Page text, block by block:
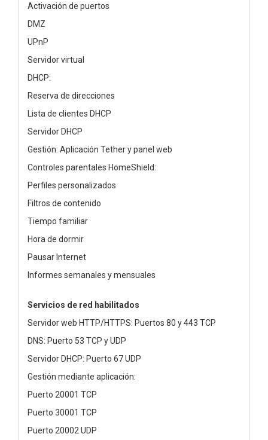
Activación de puertos
DMZ
UPnP
Servidor virtual
DHCP:
Reserva de direcciones
Lista de clientes DHCP
Servidor DHCP
Gestión: Aplicación Tether y panel web
Controles parentales HomeShield:
Perfiles personalizados
Filtros de contenido
Tiempo familiar
Hora de dormir
Pausar Internet
Informes semanales y mensuales
Servicios de red habilitados
Servidor web HTTP/HTTPS: Puertos 80 y 443 TCP
DNS: Puerto 53 TCP y UDP
Servidor DHCP: Puerto 67 UDP
Gestión mediante aplicación:
Puerto 20001 TCP
Puerto 30001 TCP
Puerto 20002 UDP